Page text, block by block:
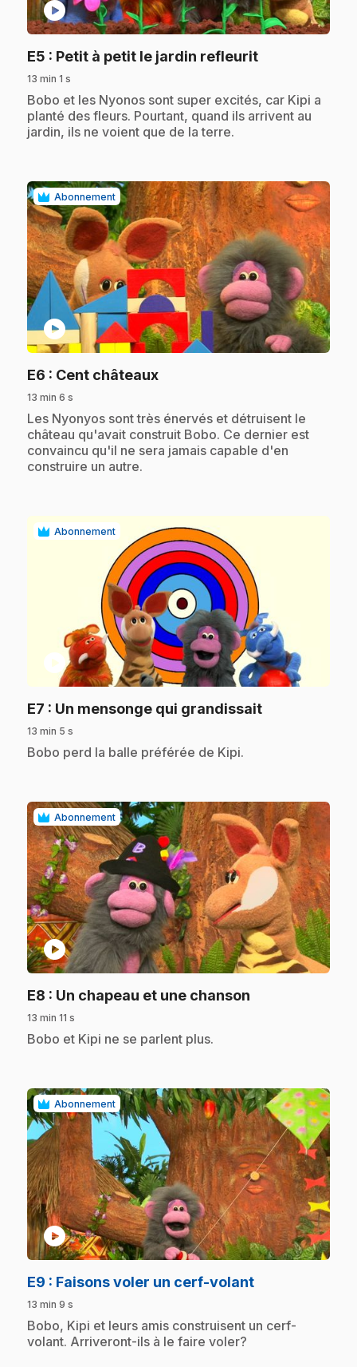
play_circle
E5 : Petit à petit le jardin refleurit.
13 min 1 s
.Bobo et les Nyonos sont super excités, car Kipi a
planté des fleurs. Pourtant, quand ils arrivent au
jardin, ils ne voient que de la terre.
Abonnement
play_circle
E6 : Cent châteaux.
13 min 6 s
.Les Nyonyos sont très énervés et détruisent le
château qu'avait construit Bobo. Ce dernier est
convaincu qu'il ne sera jamais capable d'en
construire un autre.
Abonnement
play_circle
E7 : Un mensonge qui grandissait.
13 min 5 s
.Bobo perd la balle préférée de Kipi.
Abonnement
play_circle
E8 : Un chapeau et une chanson
13 min 11 s
.Bobo et Kipi ne se parlent plus.
Abonnement
play_circle
E9 : Faisons voler un cerf-volant.
13 min 9 s
.Bobo, Kipi et leurs amis construisent un cerf-
volant. Arriveront-ils à le faire voler?